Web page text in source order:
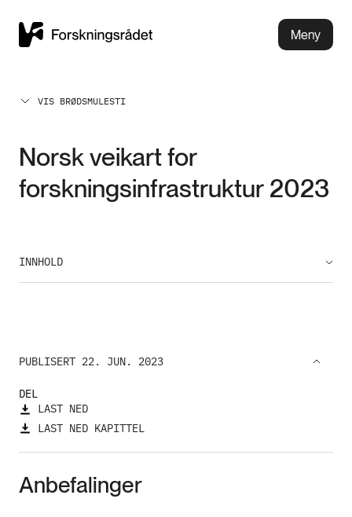
Meny
VIS BRØDSMULESTI
Norsk veikart for
forskningsinfrastruktur 2023
INNHOLD
PUBLISERT 22. JUN. 2023
DEL
LAST NED
LAST NED KAPITTEL
Anbefalinger